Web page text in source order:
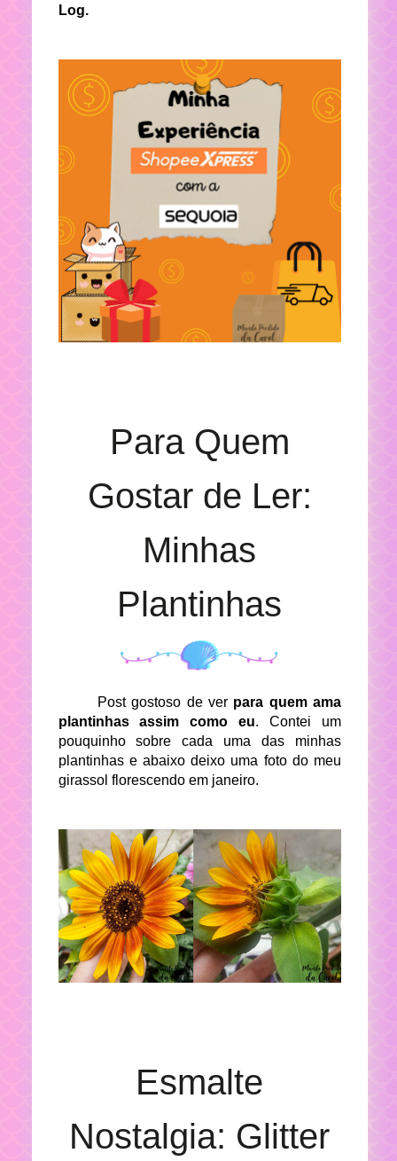
Log.
Para Quem
Gostar de Ler:
Minhas
Plantinhas
Post gostoso de verpara quem ama
plantinhas assim como eu. Contei um
pouquinho sobre cada uma das minhas
plantinhas e abaixo deixo uma foto do meu
girassol florescendo em janeiro.
Esmalte
Nostalgia: Glitter